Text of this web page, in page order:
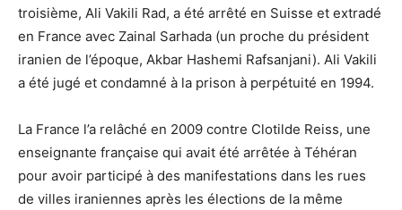
troisième, Ali Vakili Rad, a été arrêté en Suisse et extradé
en France avec Zainal Sarhada (un proche du président
iranien de l’époque, Akbar Hashemi Rafsanjani). Ali Vakili
a été jugé et condamné à la prison à perpétuité en 1994.
La France l’a relâché en 2009 contre Clotilde Reiss, une
enseignante française qui avait été arrêtée à Téhéran
pour avoir participé à des manifestations dans les rues
de villes iraniennes après les élections de la même